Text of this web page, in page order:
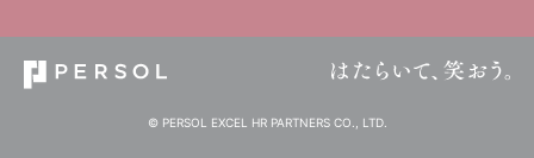
© PERSOL EXCEL HR PARTNERS CO., LTD.